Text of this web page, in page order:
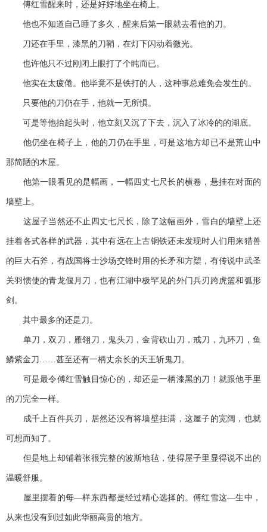
傅红雪醒来时，还是好好地坐在椅上。
他也不知道自己睡了多久，醒来后第一眼就去看他的刀。
刀还在手里，漆黑的刀鞘，在灯下闪动着微光。
也许他只不过刚闭上眼打了个盹而已。
他实在太疲倦。他毕竟不是铁打的人，这种事总难免会发生的。
只要他的刀仍在手，他就一无所惧。
可是等他抬起头时，他立刻又沉了下去，沉入了冰冷的的湖底。
他仍坐在椅子上，他的刀仍在手里，可是这地方却已不是荒山中
那简陋的木屋。
他第一眼看见的是幅画，一幅四丈七尺长的横卷，悬挂在对面的
墙壁上。
这屋子当然还不止四丈七尺长，除了这幅画外，雪白的墙壁上还
挂着各式各样的武器，其中有远在上古铜铁还未发现时人们用来猎兽
的巨大石斧，有战国将士沙场交锋时用的长矛和方槊，有传说中武圣
关羽惯使的青龙偃月刀，也有江湖中极罕见的外门兵刃跨虎篮和弧形
剑。
其中最多的还是刀。
单刀，双刀，雁翎刀，鬼头刀，金背砍山刀，戒刀，九环刀，鱼
鳞紫金刀……甚至还有一柄丈余长的天王斩鬼刀。
可是最令傅红雪触目惊心的，却还是一柄漆黑的刀！就跟他手里
的刀完全一样。
成千上百件兵刃，居然还没有将墙壁挂满，这屋子的宽阔，也就
可想而知了。
但是地上却铺着张很完整的波斯地毡，使得屋子里显得说不出的
温暖舒服。
屋里摆着的每—样东西都是经过精心选择的。傅红雪这—生中，
从来也没有到过如此华丽高贵的地方。